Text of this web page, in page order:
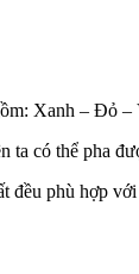
Xanh – Đỏ
ta có thể pha
đều phù hợp